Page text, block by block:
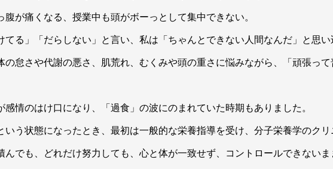
が痛くなる、授業中も頭がボーっとして集中できない。
てる」「だらしない」と言い、私は「ちゃんとできない人間なんだ」と思い
の怠さや代謝の悪さ、肌荒れ、むくみや頭の重さに悩みながら、「頑張っ
感情のはけ口になり、「過食」の波にのまれていた時期もありました。
いう状態になったとき、最初は一般的な栄養指導を受け、分子栄養学のク
んでも、どれだけ努力しても、心と体が一致せず、コントロールできないま